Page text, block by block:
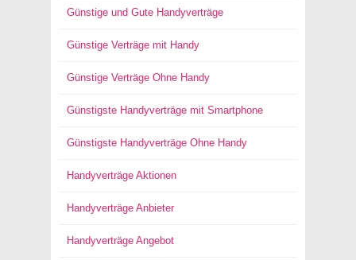
Günstige und Gute Handyverträge
Günstige Verträge mit Handy
Günstige Verträge Ohne Handy
Günstigste Handyverträge mit Smartphone
Günstigste Handyverträge Ohne Handy
Handyverträge Aktionen
Handyverträge Anbieter
Handyverträge Angebot